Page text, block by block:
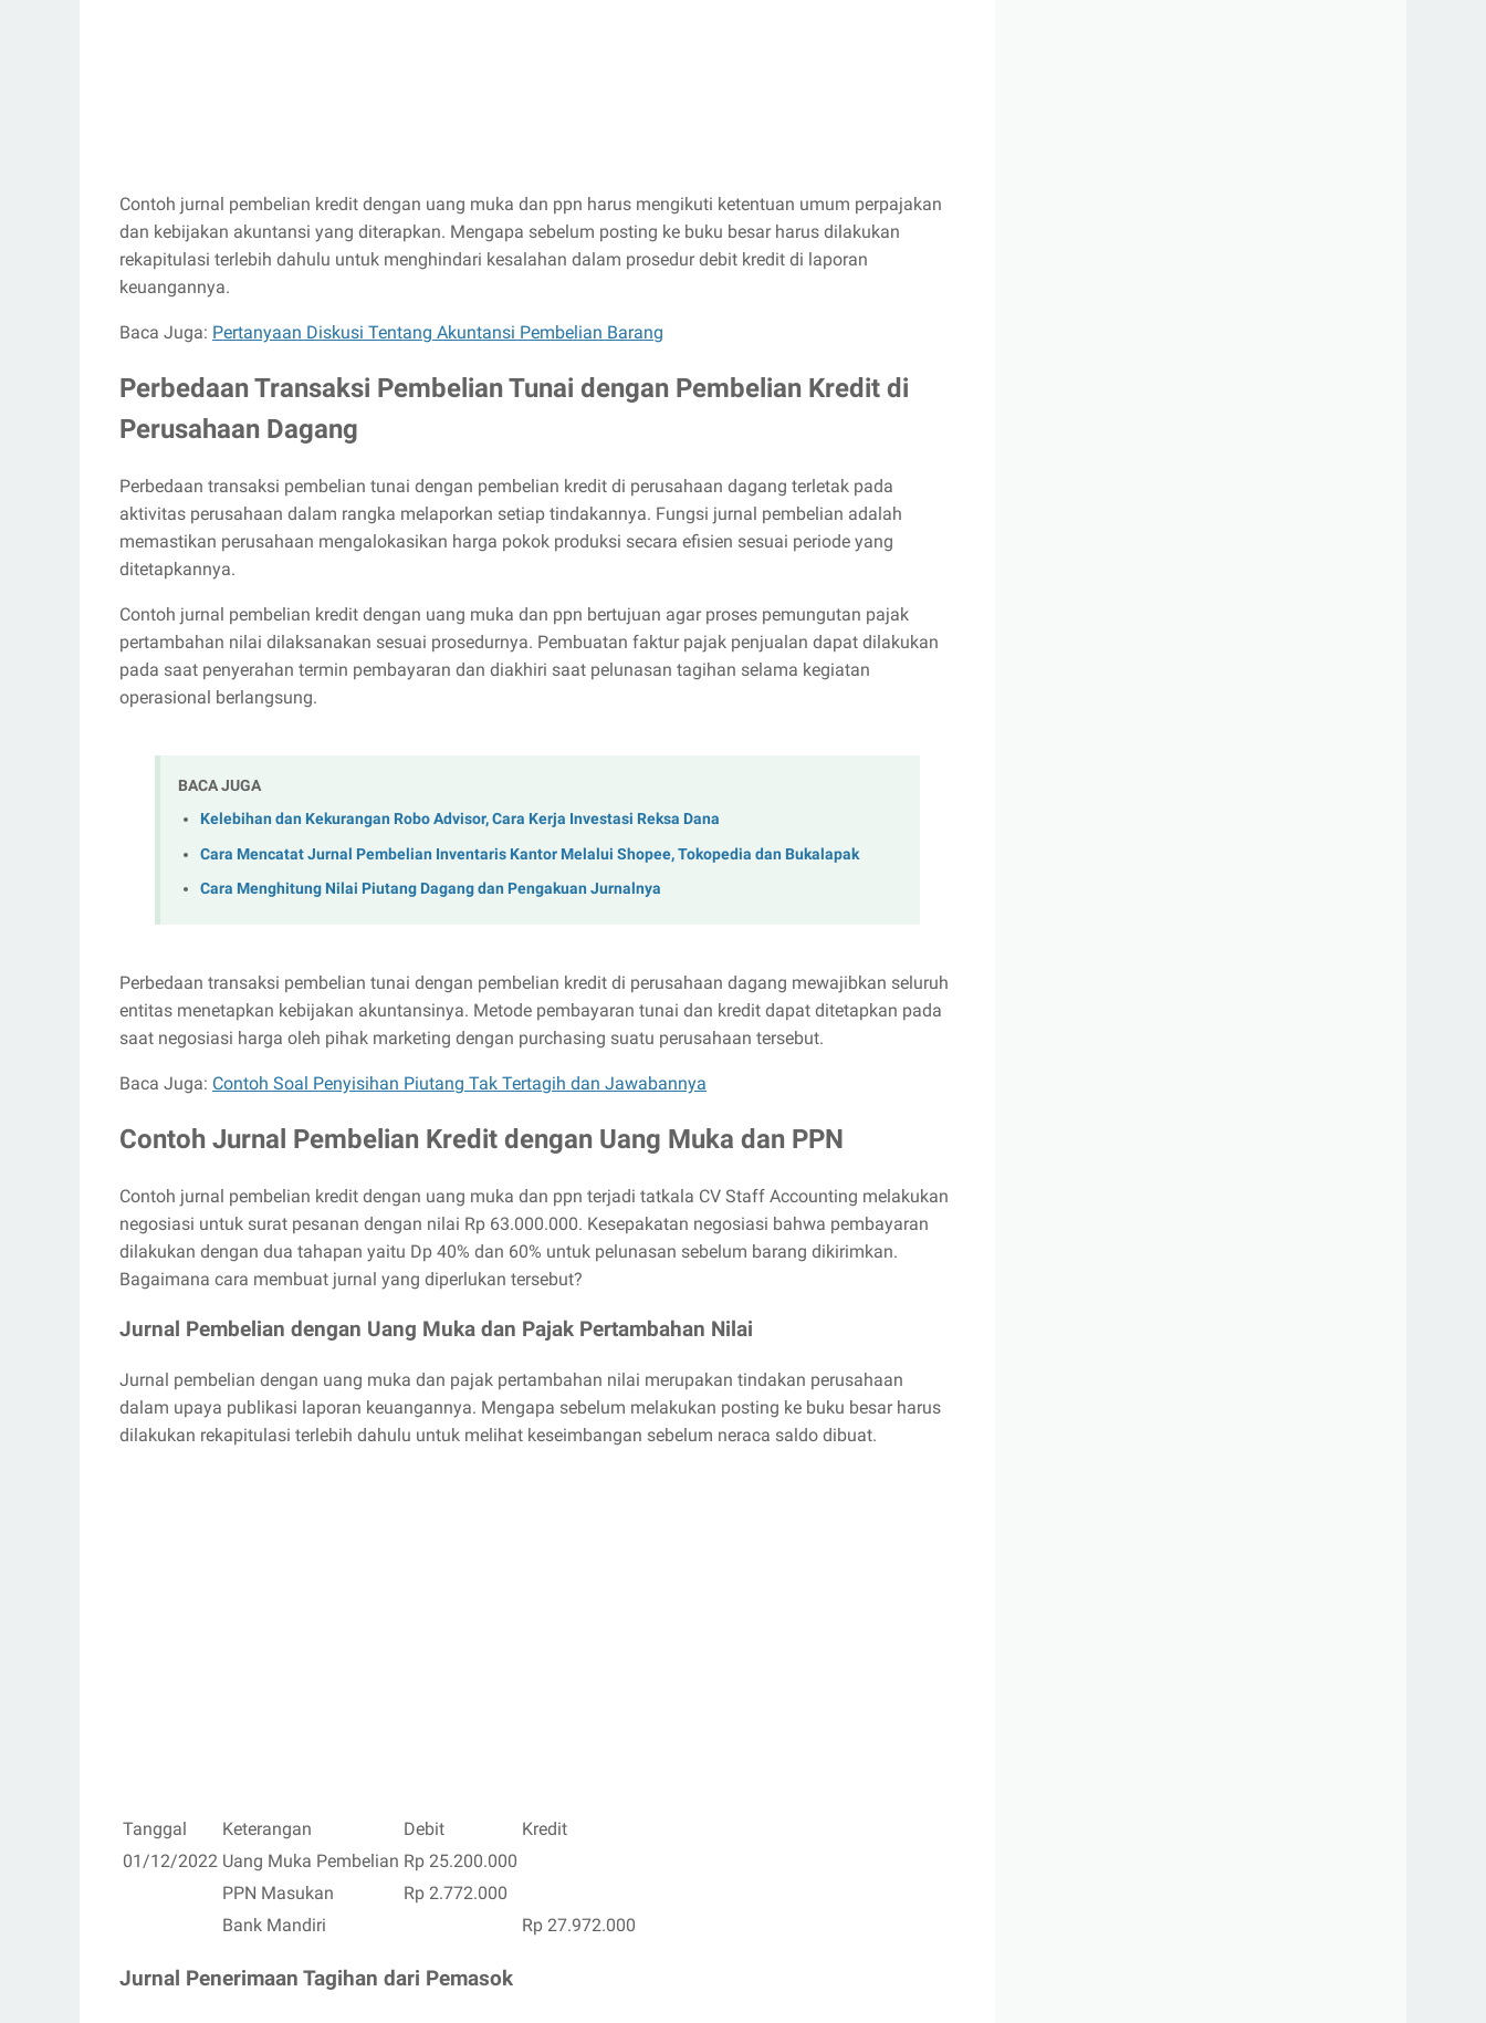
Contoh jurnal pembelian kredit dengan uang muka dan ppn harus mengikuti ketentuan umum perpajakan
dan kebijakan akuntansi yang diterapkan. Mengapa sebelum posting ke buku besar harus dilakukan
rekapitulasi terlebih dahulu untuk menghindari kesalahan dalam prosedur debit kredit di laporan
keuangannya.
Baca Juga: Pertanyaan Diskusi Tentang Akuntansi Pembelian Barang
Perbedaan Transaksi Pembelian Tunai dengan Pembelian Kredit di
Perusahaan Dagang
Perbedaan transaksi pembelian tunai dengan pembelian kredit di perusahaan dagang terletak pada
aktivitas perusahaan dalam rangka melaporkan setiap tindakannya. Fungsi jurnal pembelian adalah
memastikan perusahaan mengalokasikan harga pokok produksi secara efisien sesuai periode yang
ditetapkannya.
Contoh jurnal pembelian kredit dengan uang muka dan ppn bertujuan agar proses pemungutan pajak
pertambahan nilai dilaksanakan sesuai prosedurnya. Pembuatan faktur pajak penjualan dapat dilakukan
pada saat penyerahan termin pembayaran dan diakhiri saat pelunasan tagihan selama kegiatan
operasional berlangsung.
BACA JUGA
Kelebihan dan Kekurangan Robo Advisor, Cara Kerja Investasi Reksa Dana
Cara Mencatat Jurnal Pembelian Inventaris Kantor Melalui Shopee, Tokopedia dan Bukalapak
Cara Menghitung Nilai Piutang Dagang dan Pengakuan Jurnalnya
Perbedaan transaksi pembelian tunai dengan pembelian kredit di perusahaan dagang mewajibkan seluruh
entitas menetapkan kebijakan akuntansinya. Metode pembayaran tunai dan kredit dapat ditetapkan pada
saat negosiasi harga oleh pihak marketing dengan purchasing suatu perusahaan tersebut.
Baca Juga: Contoh Soal Penyisihan Piutang Tak Tertagih dan Jawabannya
Contoh Jurnal Pembelian Kredit dengan Uang Muka dan PPN
Contoh jurnal pembelian kredit dengan uang muka dan ppn terjadi tatkala CV Staff Accounting melakukan
negosiasi untuk surat pesanan dengan nilai Rp 63.000.000. Kesepakatan negosiasi bahwa pembayaran
dilakukan dengan dua tahapan yaitu Dp 40% dan 60% untuk pelunasan sebelum barang dikirimkan.
Bagaimana cara membuat jurnal yang diperlukan tersebut?
Jurnal Pembelian dengan Uang Muka dan Pajak Pertambahan Nilai
Jurnal pembelian dengan uang muka dan pajak pertambahan nilai merupakan tindakan perusahaan
dalam upaya publikasi laporan keuangannya. Mengapa sebelum melakukan posting ke buku besar harus
dilakukan rekapitulasi terlebih dahulu untuk melihat keseimbangan sebelum neraca saldo dibuat.
Tanggal Keterangan Debit
Kredit
01/12/2022 Uang Muka Pembelian Rp 25.200.000
PPN Masukan
Rp 2.772.000
Bank Mandiri
Rp 27.972.000
Jurnal Penerimaan Tagihan dari Pemasok